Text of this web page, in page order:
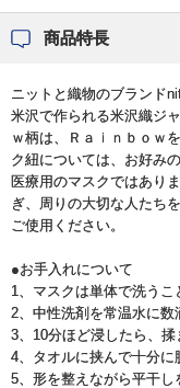
商品特長
ニットと織物のブランド
米沢で作られる米沢織ジ
ｗ柄は、Ｒａｉｎｂｏｗ
ク紐については、お好み
医療用のマスクではあり
ぎ、周りの大切な人たち
ご使用ください。
●お手入れについて
1、マスクは単体で洗うこ
2、中性洗剤を常温水に数
3、10分ほど浸したら、揉
4、タオルに挟んで十分に
5、形を整えながら平干し